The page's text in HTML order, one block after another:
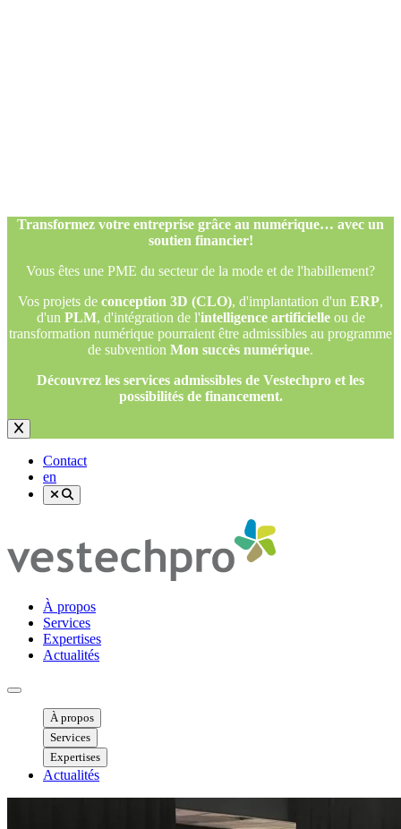
Transformez votre entreprise grâce au numérique… avec un
soutien financier!
Vous êtes une PME du secteur de la mode et de l'habillement?
Vos projets de conception 3D (CLO), d'implantation d'un ERP,
d'un PLM, d'intégration de l'intelligence artificielleou de
transformation numérique pourraient être admissibles au programme
de subvention Mon succès numérique.
Découvrez les services admissibles de Vestechpro et les
possibilités de financement.
Contact
en
À propos
Services
Expertises
Actualités
Ouvrir menu mobile
À propos
Services
Expertises
Actualités